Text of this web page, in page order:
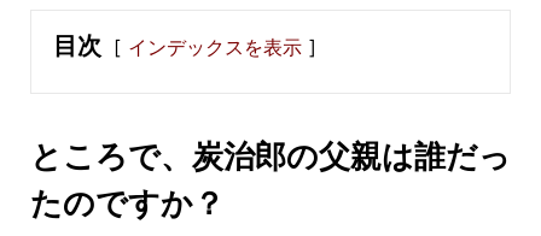
目次 インデックスを表示
ところで、炭治郎の父親は誰だっ
たのですか？